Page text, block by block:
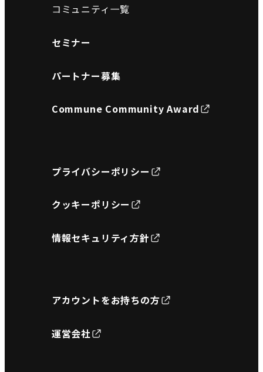
コミュニティ一覧
セミナー
パートナー募集
Commune Community Award
プライバシーポリシー
クッキーポリシー
情報セキュリティ方針
アカウントをお持ちの方
運営会社